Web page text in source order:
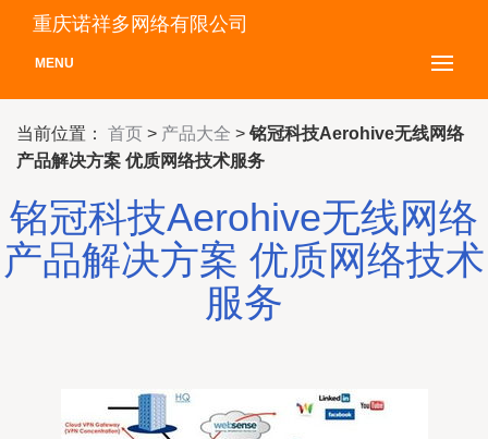
重庆诺祥多网络有限公司
MENU
当前位置： 首页 > 产品大全 > 铭冠科技Aerohive无线网络
产品解决方案 优质网络技术服务
铭冠科技Aerohive无线网络
产品解决方案 优质网络技术
服务